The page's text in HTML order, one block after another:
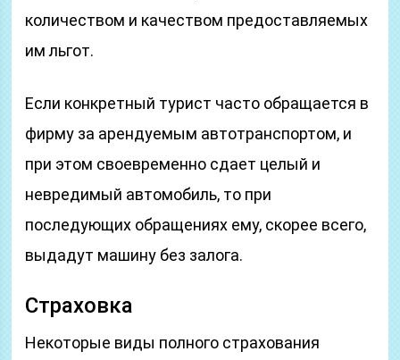
количеством и качеством предоставляемых
им льгот.
Если конкретный турист часто обращается в
фирму за арендуемым автотранспортом, и
при этом своевременно сдает целый и
невредимый автомобиль, то при
последующих обращениях ему, скорее всего,
выдадут машину без залога.
Страховка
Некоторые виды полного страхования